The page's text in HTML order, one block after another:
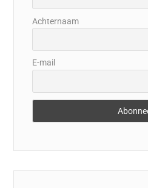
Achternaam
E-mail